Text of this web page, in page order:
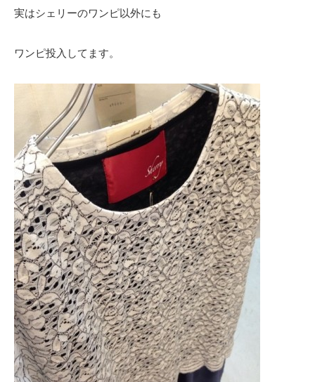
実はシェリーのワンピ以外にも
ワンピ投入してます。